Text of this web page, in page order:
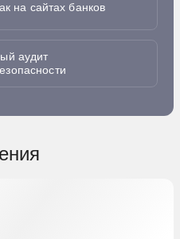
на сайтах банков
аудит